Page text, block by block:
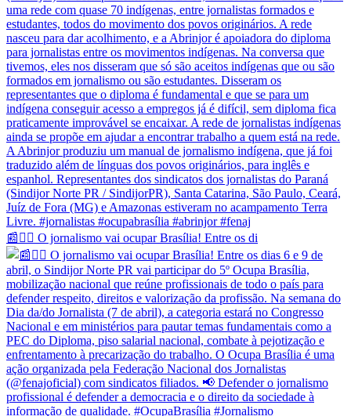
📰✊🏽 O jornalismo vai ocupar Brasília! Entre os di